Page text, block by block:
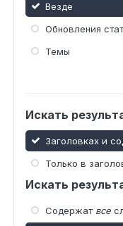
Везде
Обновления
Темы
Искать
Заголовках и
Только в
Искать
Содержат все